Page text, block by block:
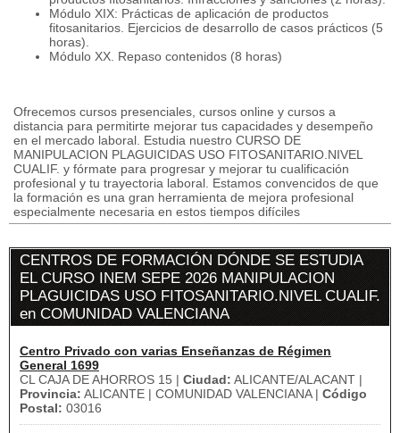
Módulo XIX: Prácticas de aplicación de productos
fitosanitarios. Ejercicios de desarrollo de casos prácticos (5
horas).
Módulo XX. Repaso contenidos (8 horas)
Ofrecemos cursos presenciales, cursos online y cursos a
distancia para permitirte mejorar tus capacidades y desempeño
en el mercado laboral. Estudia nuestro CURSO DE
MANIPULACION PLAGUICIDAS USO FITOSANITARIO.NIVEL
CUALIF. y fórmate para progresar y mejorar tu cualificación
profesional y tu trayectoria laboral. Estamos convencidos de que
la formación es una gran herramienta de mejora profesional
especialmente necesaria en estos tiempos difíciles
CENTROS DE FORMACIÓN DÓNDE SE ESTUDIA
EL CURSO INEM SEPE 2026 MANIPULACION
PLAGUICIDAS USO FITOSANITARIO.NIVEL CUALIF.
en COMUNIDAD VALENCIANA
Centro Privado con varias Enseñanzas de Régimen
General 1699
CL CAJA DE AHORROS 15 | Ciudad: ALICANTE/ALACANT |
Provincia: ALICANTE | COMUNIDAD VALENCIANA | Código
Postal: 03016